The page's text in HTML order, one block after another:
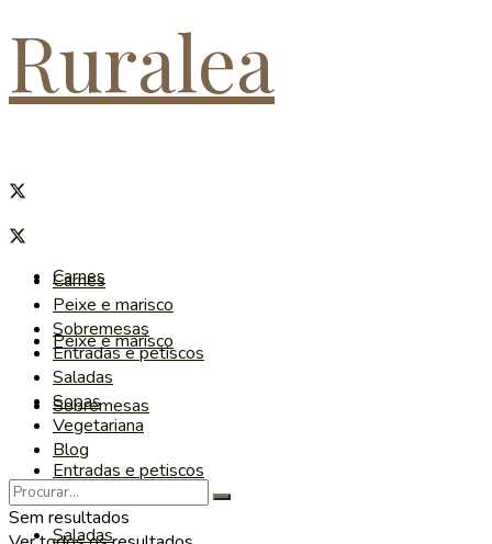
Ruralea
Carnes
Peixe e marisco
Sobremesas
Entradas e petiscos
Saladas
Carnes
Peixe e marisco
Sobremesas
Entradas e petiscos
Saladas
Sopas
Vegetariana
Blog
Sem resultados